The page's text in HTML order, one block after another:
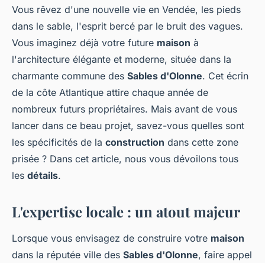
Quelles sont les spécificités de
la construction de maisons
aux Sables d'Olonne?
jeannot•18 février 2024 •2 min de lecture
Vous rêvez d'une nouvelle vie en Vendée, les pieds
dans le sable, l'esprit bercé par le bruit des vagues.
Vous imaginez déjà votre future maison à
l'architecture élégante et moderne, située dans la
charmante commune des Sables d'Olonne. Cet écrin
de la côte Atlantique attire chaque année de
nombreux futurs propriétaires. Mais avant de vous
lancer dans ce beau projet, savez-vous quelles sont
les spécificités de la construction dans cette zone
prisée ? Dans cet article, nous vous dévoilons tous
les détails.
L'expertise locale : un atout majeur
Lorsque vous envisagez de construire votre maison
dans la réputée ville des Sables d'Olonne, faire appel